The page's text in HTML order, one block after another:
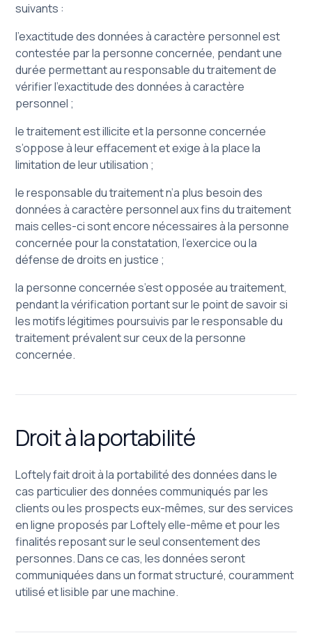
suivants :
l’exactitude des données à caractère personnel est
contestée par la personne concernée, pendant une
durée permettant au responsable du traitement de
vérifier l’exactitude des données à caractère
personnel ;
le traitement est illicite et la personne concernée
s’oppose à leur effacement et exige à la place la
limitation de leur utilisation ;
le responsable du traitement n’a plus besoin des
données à caractère personnel aux fins du traitement
mais celles-ci sont encore nécessaires à la personne
concernée pour la constatation, l’exercice ou la
défense de droits en justice ;
la personne concernée s’est opposée au traitement,
pendant la vérification portant sur le point de savoir si
les motifs légitimes poursuivis par le responsable du
traitement prévalent sur ceux de la personne
concernée.
Droit à la portabilité
Loftely fait droit à la portabilité des données dans le
cas particulier des données communiqués par les
clients ou les prospects eux-mêmes, sur des services
en ligne proposés par Loftely elle-même et pour les
finalités reposant sur le seul consentement des
personnes. Dans ce cas, les données seront
communiquées dans un format structuré, couramment
utilisé et lisible par une machine.